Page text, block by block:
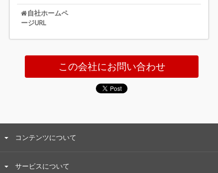
自社ホームペ
ージURL
この会社にお問い合わせ
コンテンツについて
サービスについて